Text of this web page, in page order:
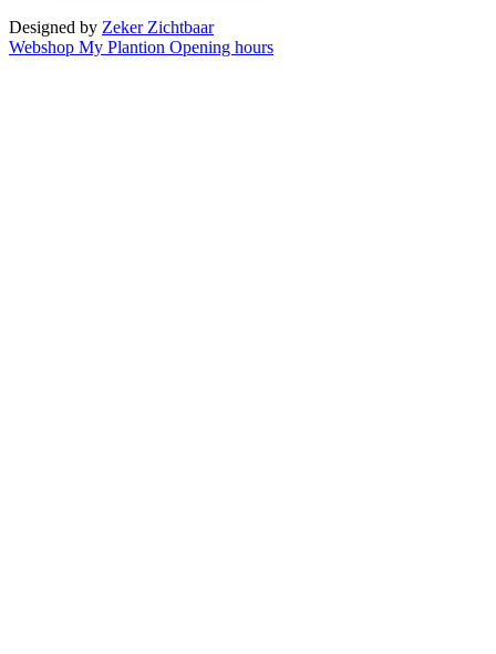
Designed by Zeker Zichtbaar
Webshop My Plantion Opening hours